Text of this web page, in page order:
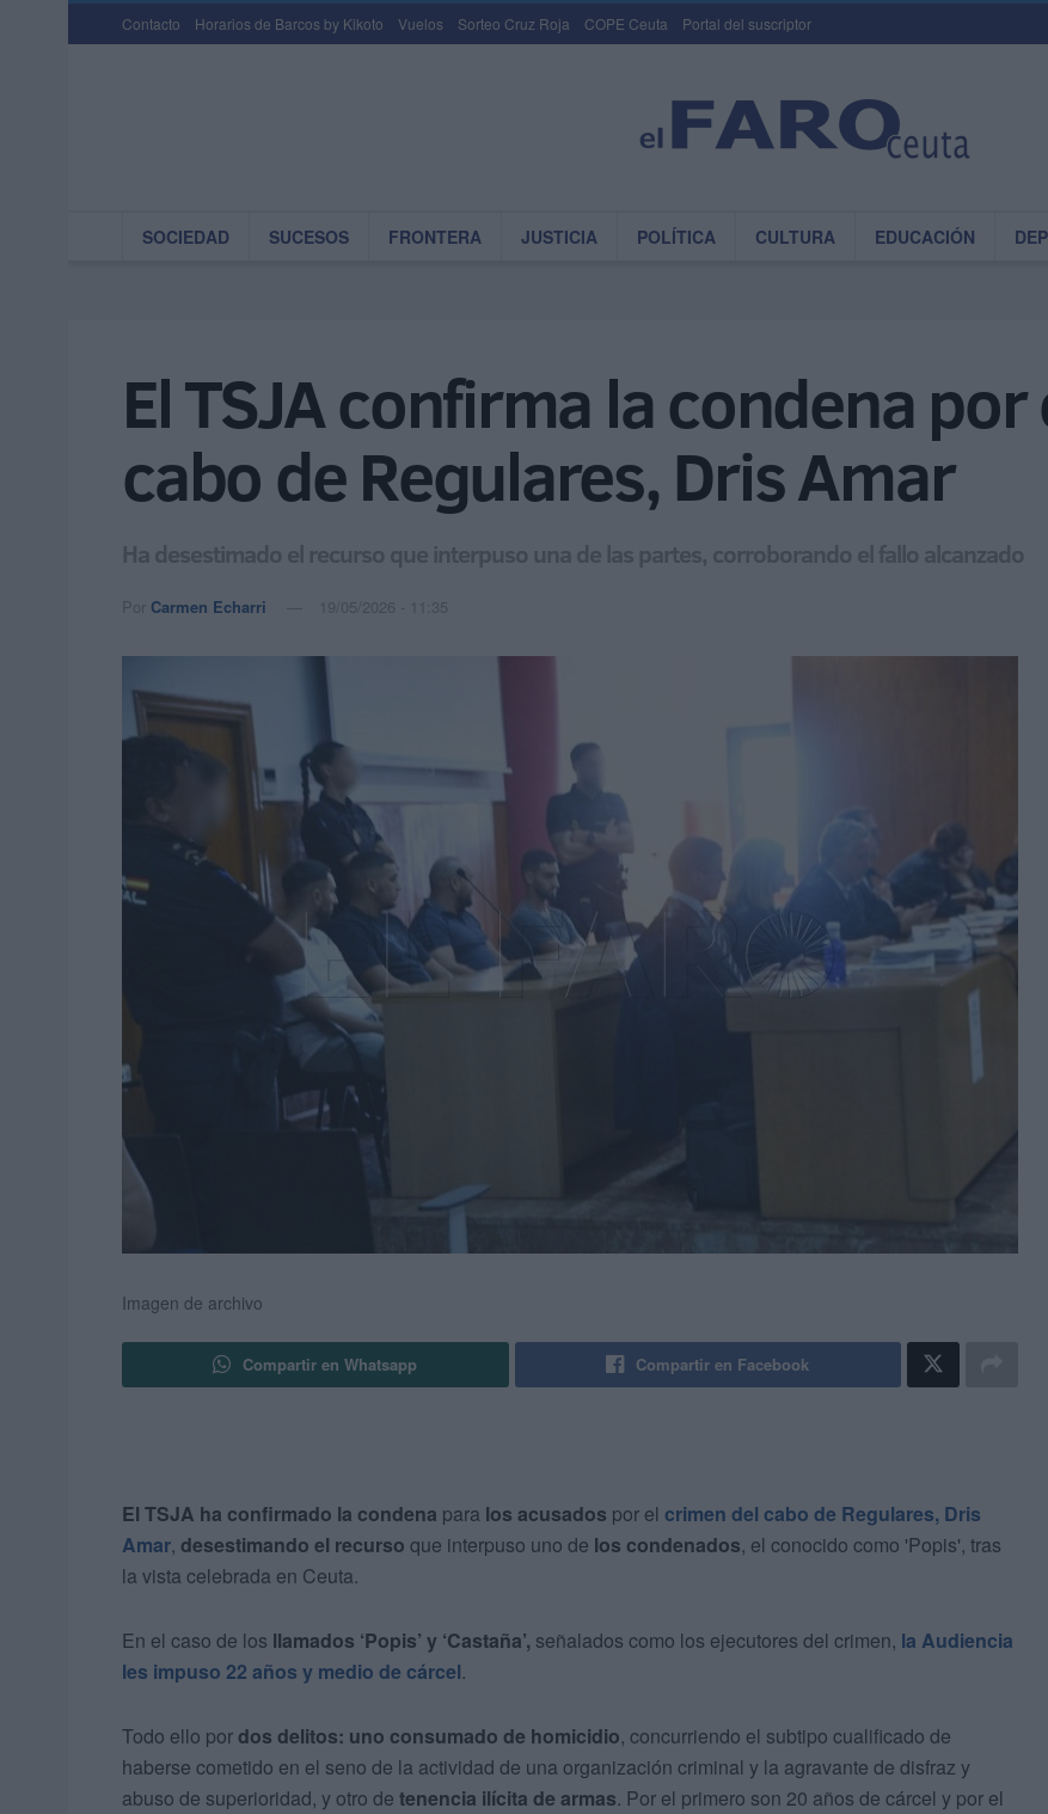
Contacto Horarios de Barcos by Kikoto Vuelos Sorteo Cruz Roja COPE Ceuta Portal del suscriptor
SOCIEDAD SUCESOS FRONTERA JUSTICIA POLÍTICA CULTURA EDUCACIÓN
El TSJA confirma la condena
cabo de Regulares, Dris Amar
Ha desestimado el recurso que interpuso una de las partes, corroborando el fallo alcanzado
Por Carmen Echarri 19/05/2026 - 11:35
Imagen de archivo
Compartir en Whatsapp Compartir en Facebook
El TSJA ha confirmado la condena para los acusados por el crimen del cabo de Regulares, Dris
Amar, desestimando el recurso que interpuso uno de los condenados, el conocido como 'Popis', tras
la vista celebrada en Ceuta.
En el caso de los llamados ‘Popis’ y ‘Castaña’, señalados como los ejecutores del crimen, la Audiencia
les impuso 22 años y medio de cárcel.
Todo ello pordos delitos: uno consumado de homicidio, concurriendo el subtipo cualificado de
haberse cometido en el seno de la actividad de una organización criminal y la agravante de disfraz y
abuso de superioridad, y otro de tenencia ilícita de armas. Por el primero son 20 años de cárcel y por el